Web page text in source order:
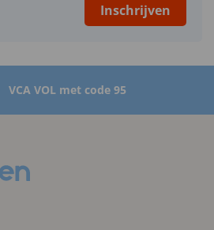
Inschrijven
VCA VOL met code 95